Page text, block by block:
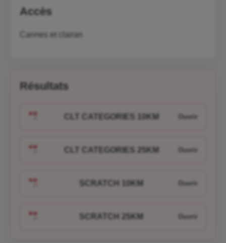
Accès
Cannes et clairan
Résultats
CLT CATEGORIES 10KM
CLT CATEGORIES 25KM
SCRATCH 10KM
SCRATCH 25KM